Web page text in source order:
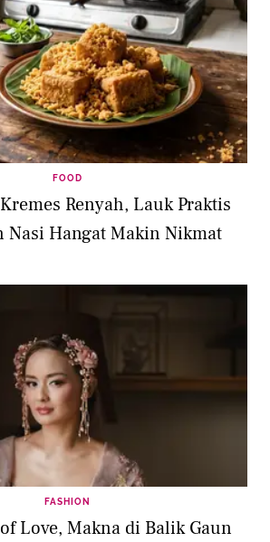
FOOD
Renyah, Lauk Praktis
Nasi Hangat Makin Nikmat
FASHION
Love, Makna di Balik Gaun